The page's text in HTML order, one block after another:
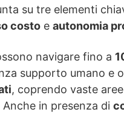
su tre elementi
costo e autonomia
navigare fino a
supporto umano e
, coprendo vaste
Anche in presenza di